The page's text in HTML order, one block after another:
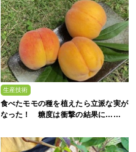
生産技術
食べたモモの種を植えたら立派な実が
なった！ 糖度は衝撃の結果に……